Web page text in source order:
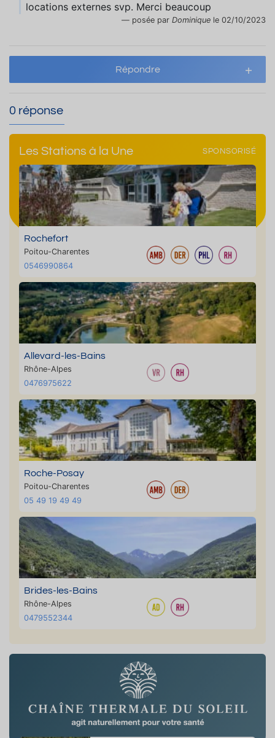
locations externes svp. Merci beaucoup
posée par Dominique le 02/10/2023
Répondre
0 réponse
Les Stations à la Une SPONSORISÉ
Rochefort
Poitou-Charentes
0546990864
Allevard-les-Bains
Rhône-Alpes
0476975622
Roche-Posay
Poitou-Charentes
05 49 19 49 49
Brides-les-Bains
Rhône-Alpes
0479552344